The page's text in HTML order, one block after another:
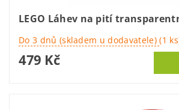
LEGO Láhev na pití
Do 3 dnů (skladem u dodavatele)(1
479 Kč